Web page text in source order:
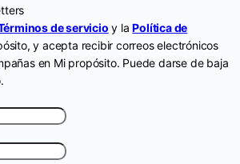
de servicio y laPolítica de
y acepta recibir correos electrónicos
en Mi propósito. Puede darse de baja